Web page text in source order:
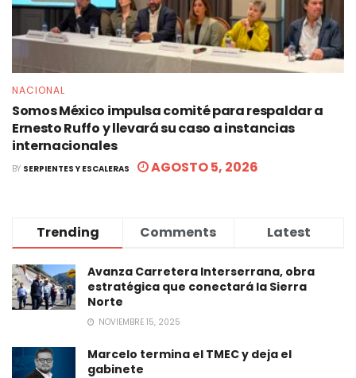
NACIONAL
Somos México impulsa comité para respaldar a
Ernesto Ruffo y llevará su caso a instancias
internacionales
BY SERPIENTES Y ESCALERAS AGOSTO 5, 2026
Trending Comments Latest
Avanza Carretera Interserrana, obra
estratégica que conectará la Sierra
Norte
NOVIEMBRE 15, 2025
Marcelo termina el TMEC y deja el
gabinete